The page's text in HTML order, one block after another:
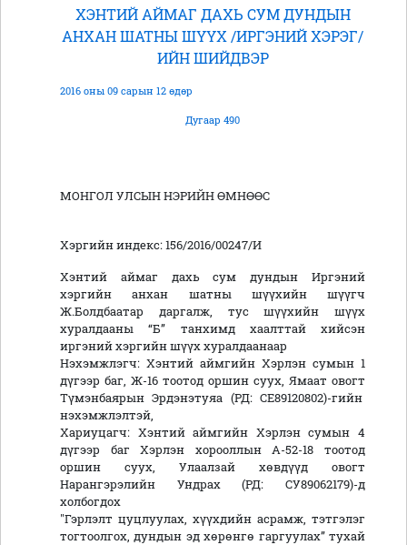
ХЭНТИЙ АЙМАГ ДАХЬ СУМ ДУНДЫН
АНХАН ШАТНЫ ШҮҮХ /ИРГЭНИЙ ХЭРЭГ/
ИЙН ШИЙДВЭР
2016 оны 09 сарын 12 өдөр
Дугаар 490
МОНГОЛ УЛСЫН НЭРИЙН ӨМНӨӨС
Хэргийн индекс: 156/2016/00247/И
Хэнтий аймаг дахь сум дундын Иргэний
хэргийн анхан шатны шүүхийн шүүгч
Ж.Болдбаатар даргалж, тус шүүхийн шүүх
хуралдааны “Б” танхимд хаалттай хийсэн
иргэний хэргийн шүүх хуралдаанаар
Нэхэмжлэгч: Хэнтий аймгийн Хэрлэн сумын 1
дүгээр баг, Ж-16 тоотод оршин суух, Ямаат овогт
Түмэнбаярын Эрдэнэтуяа (РД: СЕ89120802)-гийн
нэхэмжлэлтэй,
Хариуцагч: Хэнтий аймгийн Хэрлэн сумын 4
дүгээр баг Хэрлэн хорооллын А-52-18 тоотод
оршин суух, Улаалзай хөвдүүд овогт
Нарангэрэлийн Ундрах (РД: СУ89062179)-д
холбогдох
"Гэрлэлт цуцлуулах, хүүхдийн асрамж, тэтгэлэг
тогтоолгох, дундын эд хөрөнгө гаргуулах” тухай